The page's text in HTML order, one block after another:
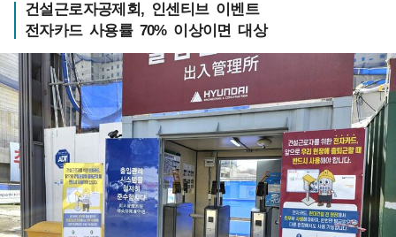
건설근로자공제회, 인센티브 이벤트
전자카드 사용률 70% 이상이면 대상